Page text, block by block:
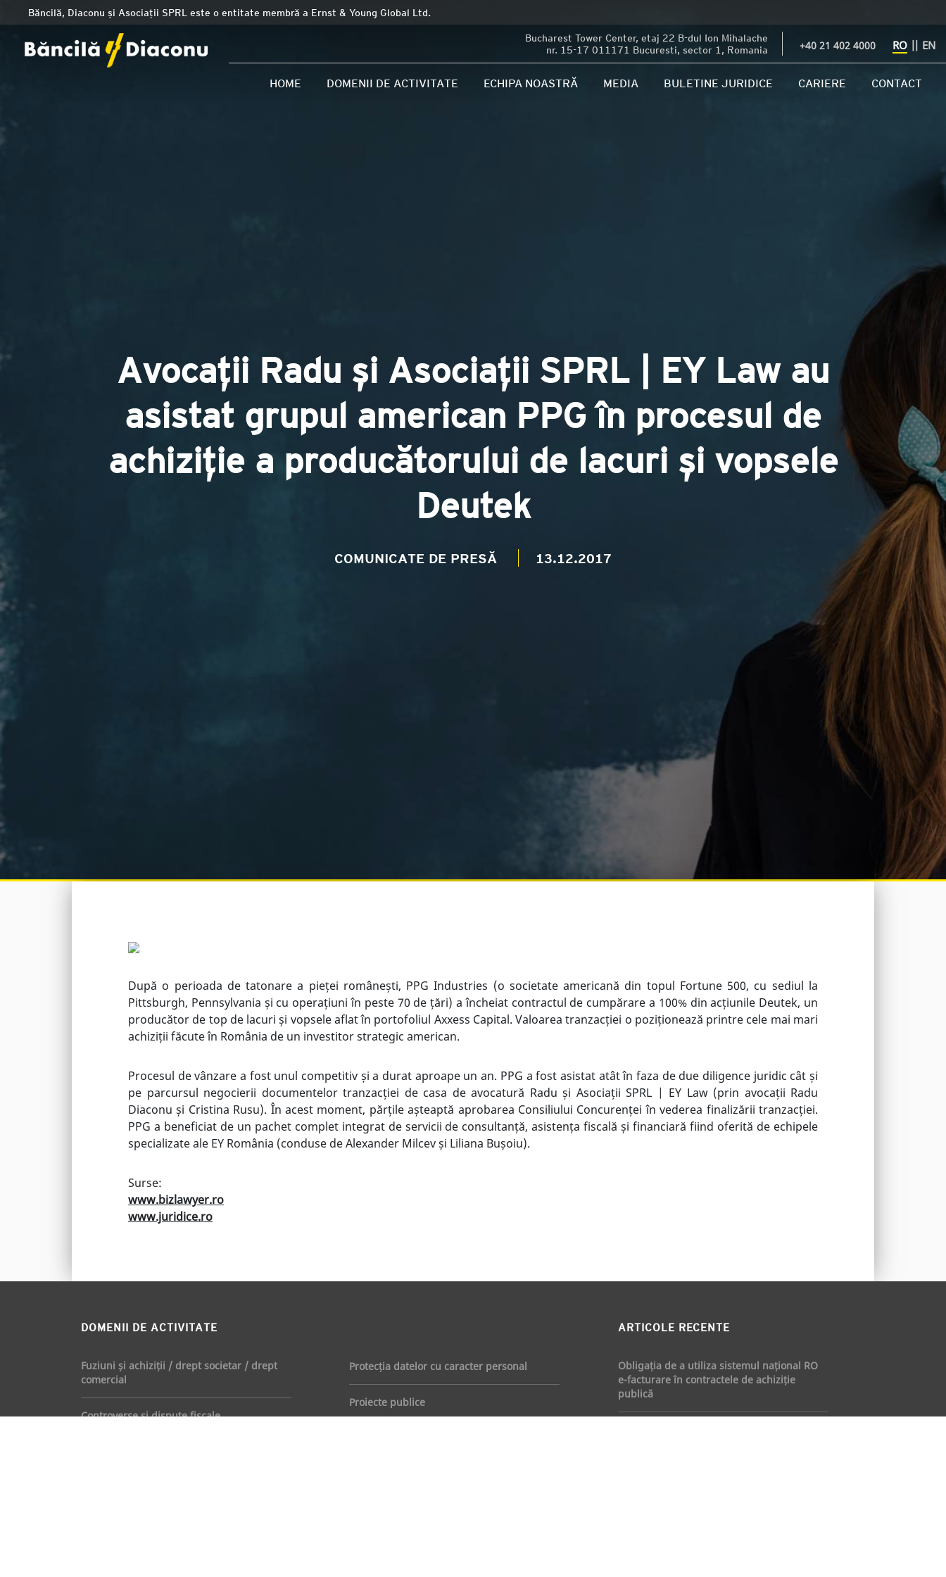
Băncilă, Diaconu și Asociații SPRL este o entitate membră a Ernst & Young Global Ltd.
Bucharest Tower Center, etaj 22 B-dul Ion Mihalache
nr. 15-17 011171 Bucuresti, sector 1, Romania
+40 21 402 4000 RO || EN
HOME DOMENII DE ACTIVITATE ECHIPA NOASTRĂ MEDIA BULETINE JURIDICE CARIERE CONTACT
Avocații Radu și Asociații SPRL | EY Law au
asistat grupul american PPG în procesul de
achiziție a producătorului de lacuri și vopsele
Deutek
COMUNICATE DE PRESĂ 13.12.2017
După o perioada de tatonare a pieței românești, PPG Industries (o societate americană din topul Fortune 500, cu sediul la
Pittsburgh, Pennsylvania și cu operațiuni în peste 70 de țări) a încheiat contractul de cumpărare a 100% din acțiunile Deutek, un
producător de top de lacuri și vopsele aflat în portofoliul Axxess Capital. Valoarea tranzacției o poziționează printre cele mai mari
achiziții făcute în România de un investitor strategic american.
Procesul de vânzare a fost unul competitiv și a durat aproape un an. PPG a fost asistat atât în faza de due diligence juridic cât și
pe parcursul negocierii documentelor tranzacției de casa de avocatură Radu și Asociații SPRL | EY Law (prin avocații Radu
Diaconu și Cristina Rusu). În acest moment, părțile așteaptă aprobarea Consiliului Concurenței în vederea finalizării tranzacției.
PPG a beneficiat de un pachet complet integrat de servicii de consultanță, asistența fiscală și financiară fiind oferită de echipele
specializate ale EY România (conduse de Alexander Milcev și Liliana Bușoiu).
Surse:
www.bizlawyer.ro
www.juridice.ro
DOMENII DE ACTIVITATE
Fuziuni și achiziții / drept societar / drept
comercial
Controverse și dispute fiscale
Protecția datelor cu caracter personal
Proiecte publice
ARTICOLE RECENTE
Obligația de a utiliza sistemul național RO
e-facturare în contractele de achiziție
publică